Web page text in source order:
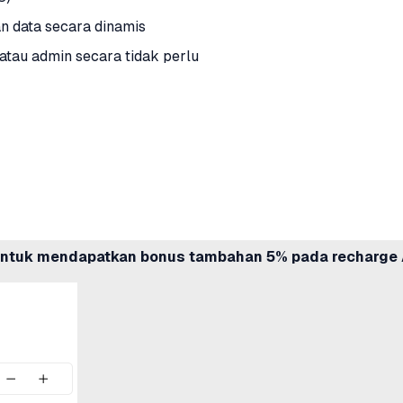
data secara dinamis
admin secara tidak perlu
mendapatkan bonus tambahan 5% pada recharge